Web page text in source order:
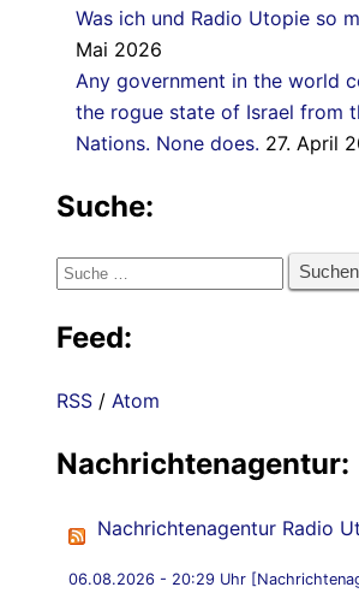
Was ich und Radio Utopie so
Mai 2026
Any government in the world
the rogue state of Israel from
Nations. None does. 27. April
Suche:
Suche
Feed:
RSS / Atom
Nachrichtenagentur:
Nachrichtenagentur Radio
06.08.2026 - 20:29 Uhr